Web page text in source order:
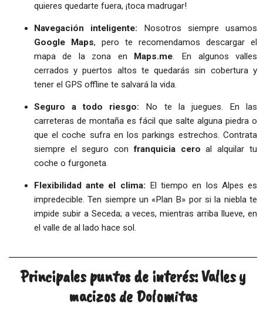
quieres quedarte fuera, ¡toca madrugar!
Navegación inteligente: Nosotros siempre usamos
Google Maps, pero te recomendamos descargar el
mapa de la zona en
Maps.me. En algunos valles
cerrados y puertos altos te quedarás sin cobertura y
tener el GPS offline te salvará la vida.
Seguro a todo riesgo: No te la juegues. En las
carreteras de montaña es fácil que salte alguna piedra o
que el coche sufra en los parkings estrechos. Contrata
siempre el seguro confranquicia cero al alquilar tu
coche o furgoneta.
Flexibilidad ante el clima: El tiempo en los Alpes es
impredecible. Ten siempre un «Plan B» por si la niebla te
impide subir a Seceda; a veces, mientras arriba llueve, en
el valle de al lado hace sol.
Principales puntos de interés: Valles y
macizos de Dolomitas